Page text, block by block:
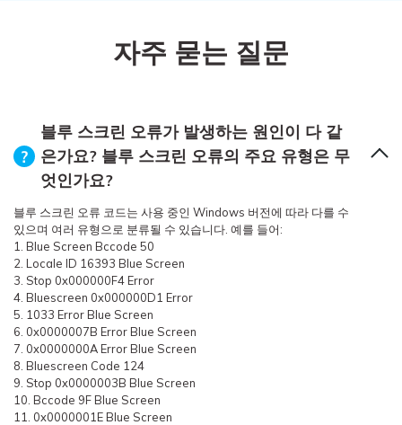
자주 묻는 질문
블루 스크린 오류가 발생하는 원인이 다 같
은가요? 블루 스크린 오류의 주요 유형은 무
엇인가요?
블루 스크린 오류 코드는 사용 중인 Windows 버전에 따라 다를 수
있으며 여러 유형으로 분류될 수 있습니다. 예를 들어:
1. Blue Screen Bccode 50
2. Locale ID 16393 Blue Screen
3. Stop 0x000000F4 Error
4. Bluescreen 0x000000D1 Error
5. 1033 Error Blue Screen
6. 0x0000007B Error Blue Screen
7. 0x0000000A Error Blue Screen
8. Bluescreen Code 124
9. Stop 0x0000003B Blue Screen
10. Bccode 9F Blue Screen
11. 0x0000001E Blue Screen